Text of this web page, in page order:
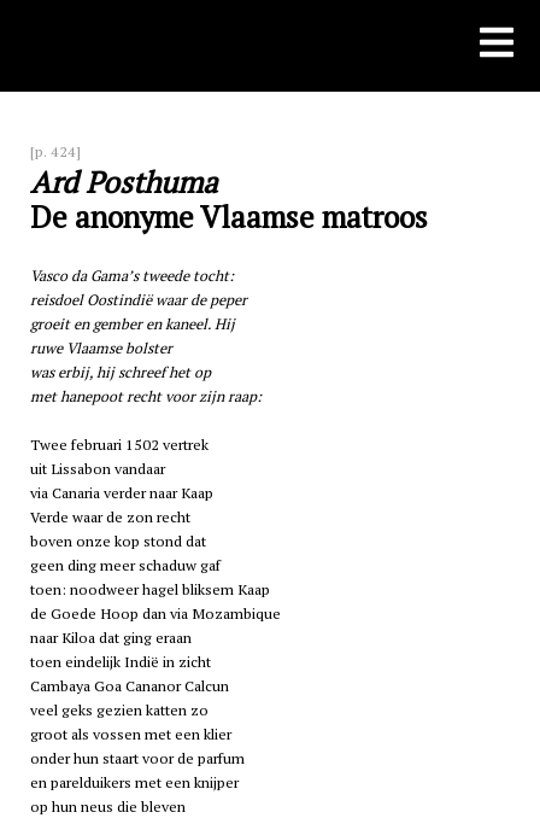
[p. 424]
Ard Posthuma
De anonyme Vlaamse matroos
Vasco da Gama’s tweede tocht:
reisdoel Oostindië waar de peper
groeit en gember en kaneel. Hij
ruwe Vlaamse bolster
was erbij, hij schreef het op
met hanepoot recht voor zijn raap:
Twee februari 1502 vertrek
uit Lissabon vandaar
via Canaria verder naar Kaap
Verde waar de zon recht
boven onze kop stond dat
geen ding meer schaduw gaf
toen: noodweer hagel bliksem Kaap
de Goede Hoop dan via Mozambique
naar Kiloa dat ging eraan
toen eindelijk Indië in zicht
Cambaya Goa Cananor Calcun
veel geks gezien katten zo
groot als vossen met een klier
onder hun staart voor de parfum
en parelduikers met een knijper
op hun neus die bleven